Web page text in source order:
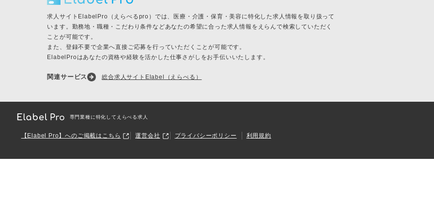
求人サイトElabelPro（えらべるpro）では、医療・介護・保育・美容に特化した求人情報を取り扱って
います。勤務地・職種・こだわり条件などあなたの希望に合った求人情報をえらんで検索していただく
ことが可能です。
また、登録不要で企業へ直接ご応募を行っていただくことが可能です。
ElabelProはあなたの資格や経験を活かした仕事さがしをお手伝いいたします。
関連サービス 総合求人サイトElabel（えらべる）
専門業種に特化してえらべる求人
【Elabel Pro】へのご掲載はこちら 運営会社 プライバシーポリシー 利用規約